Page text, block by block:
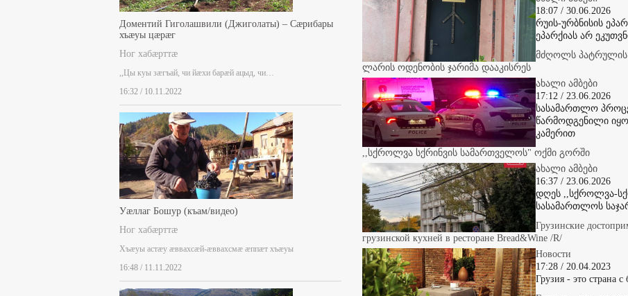
Доментий Гиголашвили (Джиголаты) – Сæрибары
хъæуы цæрæг
Ног хабæрттæ
,,Цы куы зæгъай, чи йæхи барæй ацыд, чи…
16:32 / 10.11.2022
Уæллаг Бошур (къам/видео)
Ног хабæрттæ
Хъæуы астæу æввахсæй-æввахсмæ æппæт хъæуы
16:48 / 11.11.2022
18:07 / 30.06.2026
რუის-ურბნისის
ეპარქიას არ
მძღოლს პატრულის
ლარის ოდენობის ჯარიმა დააკისრეს
ახალი ამბები
17:12 / 23.06.2026
სასამართლო
წარმოდგენილი
კამერით
,,სქროლვა სქრინვის სამართველოს" ოქმი გორში
ახალი ამბები
16:37 / 23.06.2026
დღეს ,,სქროლვა-
სასამართლოს
Грузинские
грузинской кухней в ресторане Bread&Wine /R/
Новости
17:28 / 20.04.2023
Грузия - это страна с